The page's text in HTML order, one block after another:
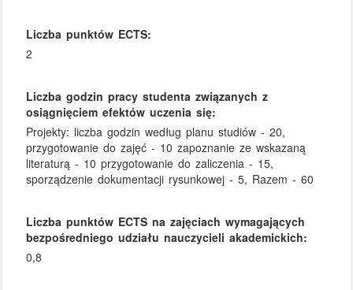
Liczba punktów ECTS:
2
Liczba godzin pracy studenta związanych z
osiągnięciem efektów uczenia się:
Projekty: liczba godzin według planu studiów - 20,
przygotowanie do zajęć - 10 zapoznanie ze wskazaną
literaturą - 10 przygotowanie do zaliczenia - 15,
sporządzenie dokumentacji rysunkowej - 5, Razem - 60
Liczba punktów ECTS na zajęciach wymagających
bezpośredniego udziału nauczycieli akademickich:
0,8